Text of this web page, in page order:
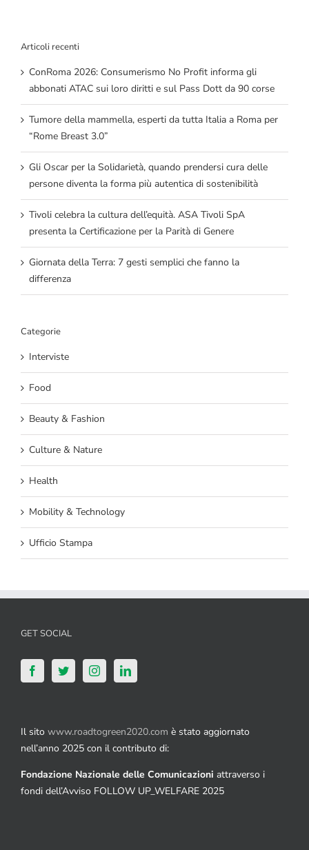
Articoli recenti
ConRoma 2026: Consumerismo No Profit informa gli
abbonati ATAC sui loro diritti e sul Pass Dott da 90 corse
Tumore della mammella, esperti da tutta Italia a Roma per
“Rome Breast 3.0”
Gli Oscar per la Solidarietà, quando prendersi cura delle
persone diventa la forma più autentica di sostenibilità
Tivoli celebra la cultura dell’equità. ASA Tivoli SpA
presenta la Certificazione per la Parità di Genere
Giornata della Terra: 7 gesti semplici che fanno la
differenza
Categorie
Interviste
Food
Beauty & Fashion
Culture & Nature
Health
Mobility & Technology
Ufficio Stampa
GET SOCIAL
Il sito www.roadtogreen2020.com è stato aggiornato
nell’anno 2025 con il contributo di:
Fondazione Nazionale delle Comunicazioni attraverso i
fondi dell’Avviso FOLLOW UP_WELFARE 2025